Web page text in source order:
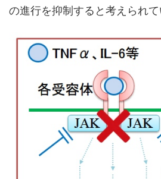
の進行を抑制すると考えられて